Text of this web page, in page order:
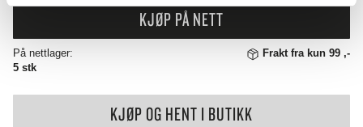
KJØP PÅ NETT
På nettlager:
5 stk
Frakt fra kun 99 ,-
KJØP OG HENT I BUTIKK